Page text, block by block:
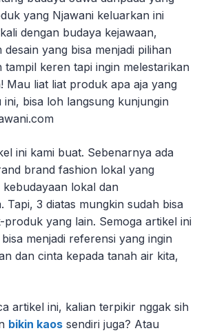
yang Njawani keluarkan ini
dengan budaya kejawaan,
desain yang bisa menjadi pilihan
tampil keren tapi ingin melestarikan
Mau liat liat produk apa aja yang
ini, bisa loh langsung kunjungin
ini kami buat. Sebenarnya ada
brand fashion lokal yang
lokal dan
Tapi, 3 diatas mungkin sudah bisa
produk yang lain. Semoga artikel ini
menjadi referensi yang ingin
dan cinta kepada tanah air kita,
artikel ini, kalian terpikir nggak sih
bikin kaos sendiri juga? Atau